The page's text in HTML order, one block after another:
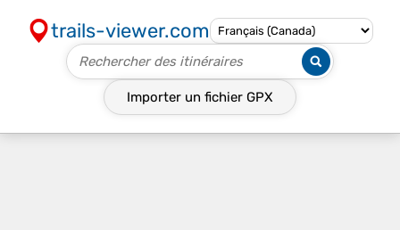
trails-viewer.com
Importer un fichier GPX